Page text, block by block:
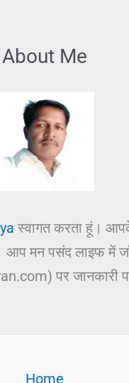
About Me
स्वागत करता हूं।
आप मन पसंद लाइफ में
पर जानकारी
Home